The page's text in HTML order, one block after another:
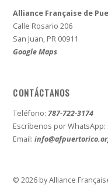
Alliance Française de
Calle Rosario 206
San Juan, PR 00911
Google Maps
CONTÁCTANOS
Teléfono:787-722-3174
Escríbenos por WhatsApp:
Email:
© 2026 by Alliance